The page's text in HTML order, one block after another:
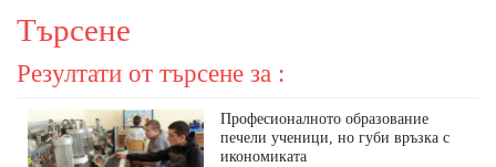
Търсене
Резултати от търсене за :
Професионалното образование
печели ученици, но губи връзка с
икономиката